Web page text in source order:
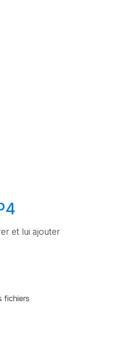
et lui ajouter
fichiers